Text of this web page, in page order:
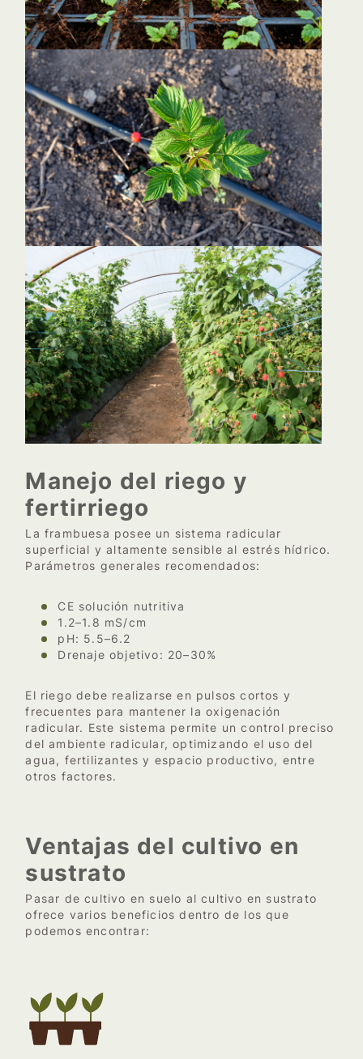
Manejo del riego y
fertirriego
La frambuesa posee un sistema radicular
superficial y altamente sensible al estrés hídrico.
Parámetros generales recomendados:
CE solución nutritiva
1.2–1.8 mS/cm
pH: 5.5–6.2
Drenaje objetivo: 20–30%
El riego debe realizarse en pulsos cortos y
frecuentes para mantener la oxigenación
radicular. Este sistema permite un control preciso
del ambiente radicular, optimizando el uso del
agua, fertilizantes y espacio productivo, entre
otros factores.
Ventajas del cultivo en
sustrato
Pasar de cultivo en suelo al cultivo en sustrato
ofrece varios beneficios dentro de los que
podemos encontrar: